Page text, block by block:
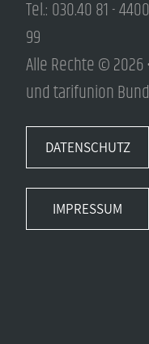
Tel.: 030.40 81 -
99
Alle Rechte ©
und tarifunion
DATENSCHUTZ
IMPRESSUM